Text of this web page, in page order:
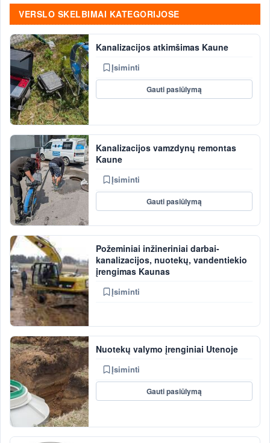
VERSLO SKELBIMAI KATEGORIJOSE
Kanalizacijos atkimšimas Kaune
Įsiminti
Gauti pasiūlymą
Kanalizacijos vamzdynų remontas
Kaune
Įsiminti
Gauti pasiūlymą
Požeminiai inžineriniai darbai-
kanalizacijos, nuotekų, vandentiekio
įrengimas Kaunas
Įsiminti
Nuotekų valymo įrenginiai Utenoje
Įsiminti
Gauti pasiūlymą